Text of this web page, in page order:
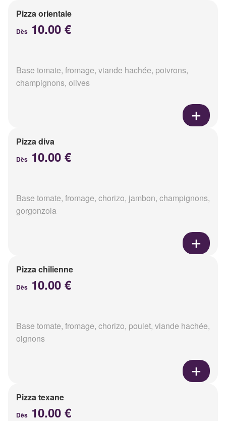
Pizza orientale
Dès 10.00 €
Base tomate, fromage, viande hachée, poivrons,
champignons, olives
Pizza diva
Dès 10.00 €
Base tomate, fromage, chorizo, jambon, champignons,
gorgonzola
Pizza chilienne
Dès 10.00 €
Base tomate, fromage, chorizo, poulet, viande hachée,
oignons
Pizza texane
Dès 10.00 €